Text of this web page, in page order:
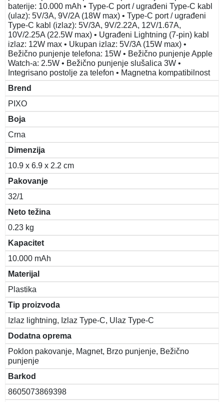
baterije: 10.000 mAh • Type-C port / ugrađeni Type-C kabl
(ulaz): 5V/3A, 9V/2A (18W max) • Type-C port / ugrađeni
Type-C kabl (izlaz): 5V/3A, 9V/2.22A, 12V/1.67A,
10V/2.25A (22.5W max) • Ugrađeni Lightning (7-pin) kabl
izlaz: 12W max • Ukupan izlaz: 5V/3A (15W max) •
Bežično punjenje telefona: 15W • Bežično punjenje Apple
Watch-a: 2.5W • Bežično punjenje slušalica 3W •
Integrisano postolje za telefon • Magnetna kompatibilnost
Brend
PIXO
Boja
Crna
Dimenzija
10.9 x 6.9 x 2.2 cm
Pakovanje
32/1
Neto težina
0.23 kg
Kapacitet
10.000 mAh
Materijal
Plastika
Tip proizvoda
Izlaz lightning, Izlaz Type-C, Ulaz Type-C
Dodatna oprema
Poklon pakovanje, Magnet, Brzo punjenje, Bežično
punjenje
Barkod
8605073869398